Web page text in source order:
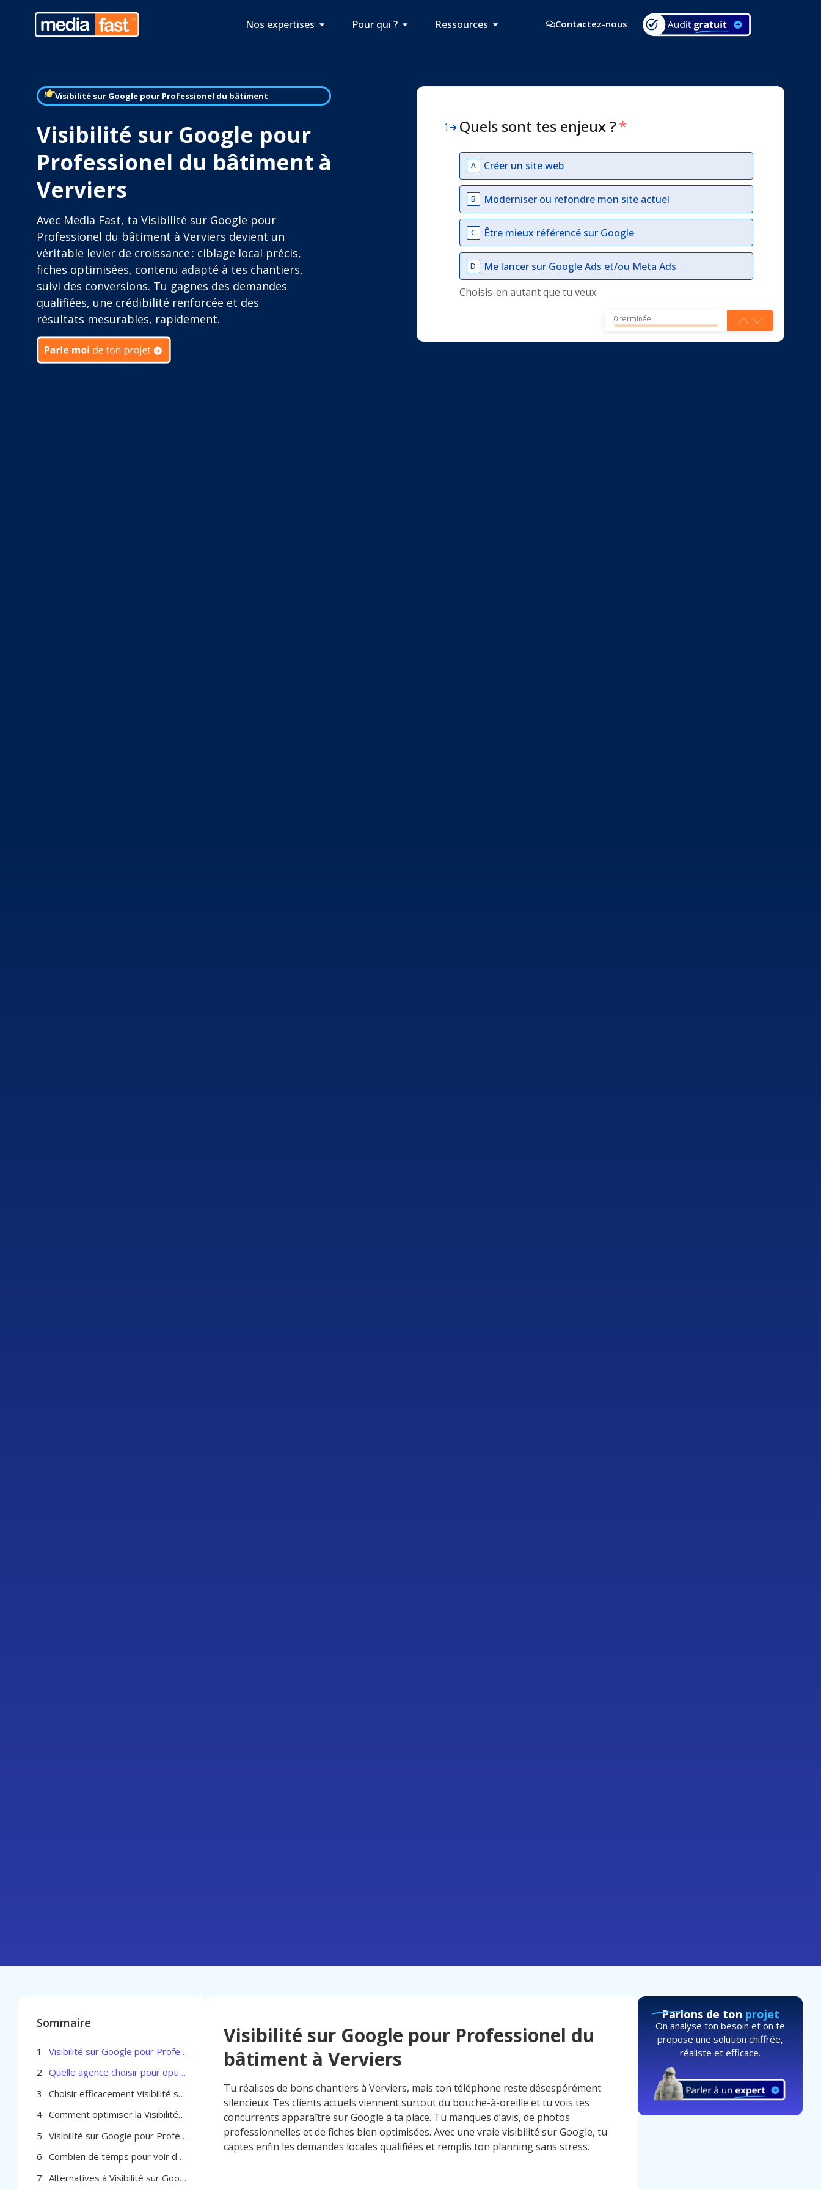
Nos expertises Pour qui ? Ressources Contactez-nous
Visibilité sur Google pour Professionel du bâtiment
Visibilité sur Google pour
Professionel du bâtiment à
Verviers
Avec Media Fast, ta Visibilité sur Google pour
Professionel du bâtiment à Verviers devient un
véritable levier de croissance : ciblage local précis,
fiches optimisées, contenu adapté à tes chantiers,
suivi des conversions. Tu gagnes des demandes
qualifiées, une crédibilité renforcée et des
résultats mesurables, rapidement.
1 Quels sont tes enjeux ?*
A Créer un site web
B Moderniser ou refondre mon site actuel
C Être mieux référencé sur Google
D
Me lancer sur Google Ads et/ou Meta Ads
Choisis-en autant que tu veux
0 terminée
Sommaire
Visibilité sur Google pour Professionel du bâtiment à Verviers
Quelle agence choisir pour optimiser la Visibilité sur Google pour Professionel du bâtiment à Verviers
Choisir efficacement Visibilité sur Google pour Professionel du bâtiment à Verviers
Comment optimiser la Visibilité sur Google pour Professionel du bâtiment à Verviers
Visibilité sur Google pour Professionel du bâtiment à Verviers
Combien de temps pour voir des résultats
Alternatives à Visibilité sur Google pour Professionel du bâtiment à Verviers
Visibilité sur Google pour Professionel du
bâtiment à Verviers
Tu réalises de bons chantiers à Verviers, mais ton téléphone reste désespérément
silencieux. Tes clients actuels viennent surtout du bouche-à-oreille et tu vois tes
concurrents apparaître sur Google à ta place. Tu manques d’avis, de photos
professionnelles et de fiches bien optimisées. Avec une vraie visibilité sur Google, tu
captes enfin les demandes locales qualifiées et remplis ton planning sans stress.
Parlons de ton projet
On analyse ton besoin et on te
propose une solution chiffrée,
réaliste et efficace.